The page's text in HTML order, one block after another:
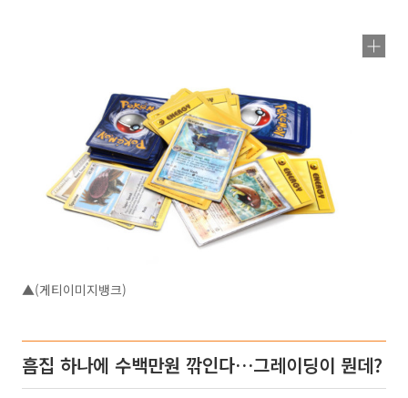
▲(게티이미지뱅크)
흠집 하나에 수백만원 깎인다…그레이딩이 뭔데?